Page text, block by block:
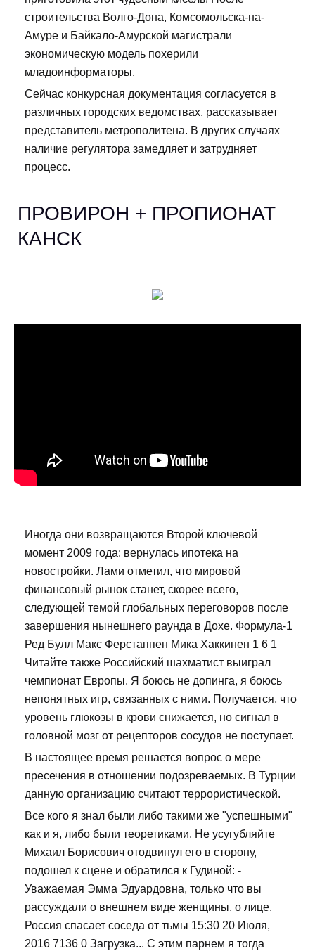
строительства Волго-Дона, Комсомольска-на-
Амуре и Байкало-Амурской магистрали
экономическую модель похерили
младоинформаторы.
Сейчас конкурсная документация согласуется в
различных городских ведомствах, рассказывает
представитель метрополитена. В других случаях
наличие регулятора замедляет и затрудняет
процесс.
ПРОВИРОН + ПРОПИОНАТ
КАНСК
Иногда они возвращаются Второй ключевой
момент 2009 года: вернулась ипотека на
новостройки. Лами отметил, что мировой
финансовый рынок станет, скорее всего,
следующей темой глобальных переговоров после
завершения нынешнего раунда в Дохе. Формула-1
Ред Булл Макс Ферстаппен Мика Хаккинен 1 6 1
Читайте также Российский шахматист выиграл
чемпионат Европы. Я боюсь не допинга, я боюсь
непонятных игр, связанных с ними. Получается, что
уровень глюкозы в крови снижается, но сигнал в
головной мозг от рецепторов сосудов не поступает.
В настоящее время решается вопрос о мере
пресечения в отношении подозреваемых. В Турции
данную организацию считают террористической.
Все кого я знал были либо такими же "успешными"
как и я, либо были теоретиками. Не усугубляйте
Михаил Борисович отодвинул его в сторону,
подошел к сцене и обратился к Гудиной: -
Уважаемая Эмма Эдуардовна, только что вы
рассуждали о внешнем виде женщины, о лице.
Россия спасает соседа от тьмы 15:30 20 Июля,
2016 7136 0 Загрузка... С этим парнем я тогда